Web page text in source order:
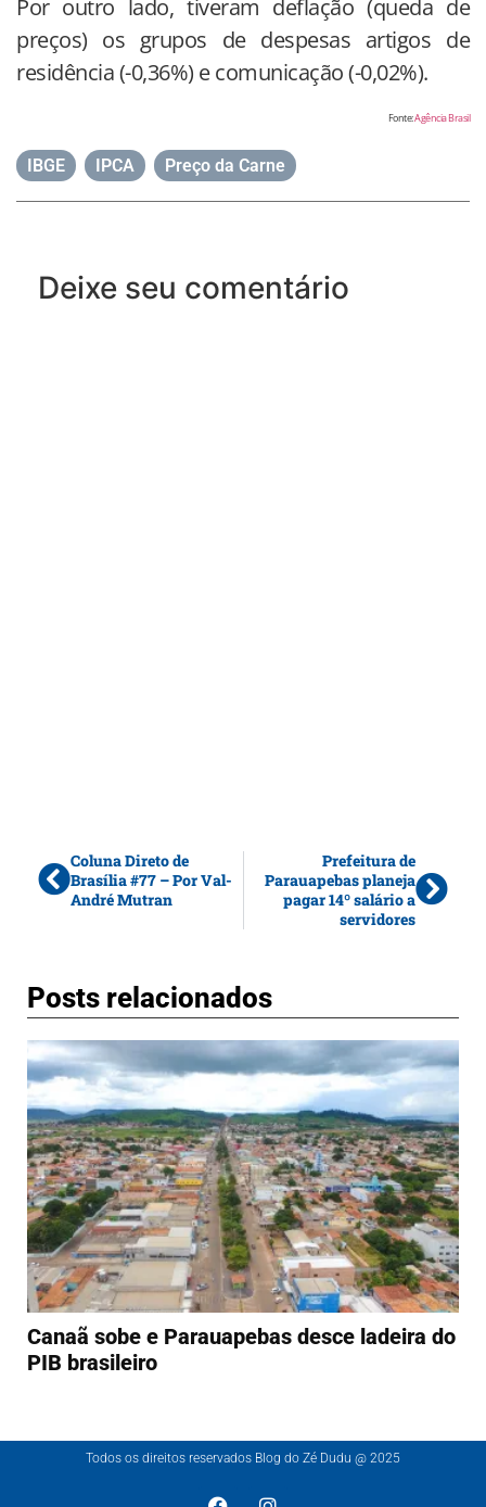
Por outro lado, tiveram deflação (queda de
preços) os grupos de despesas artigos de
residência (-0,36%) e comunicação (-0,02%).
Fonte:Agência Brasil
IBGE IPCA Preço da Carne
Deixe seu comentário
Coluna Direto de
Brasília #77 – Por Val-
André Mutran
Prefeitura de
Parauapebas planeja
pagar 14º salário a
servidores
Posts relacionados
Canaã sobe e Parauapebas desce ladeira do
PIB brasileiro
Todos os direitos reservados Blog do Zé Dudu @ 2025